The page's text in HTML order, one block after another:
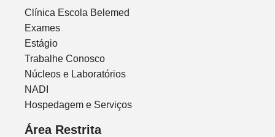
Clínica Escola Belemed
Exames
Estágio
Trabalhe Conosco
Núcleos e Laboratórios
NADI
Hospedagem e Serviços
Área Restrita